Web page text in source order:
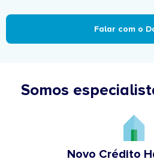
Falar com o
Somos
Novo Crédito